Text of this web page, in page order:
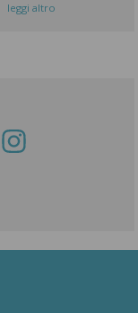
leggi altro